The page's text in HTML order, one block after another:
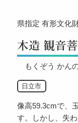
県指定 有形文化
木造 観音
もくぞう かん
日立市
像高59.3cmで、
す。しかし、失